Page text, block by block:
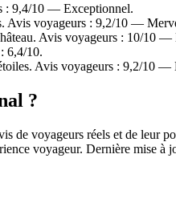
: 9,4/10 — Exceptionnel.
Avis voyageurs : 9,2/10 —
Avis voyageurs : 10/10 —
6,4/10.
Avis voyageurs : 9,2/10 —
?
de voyageurs réels et de
voyageur. Dernière mise à